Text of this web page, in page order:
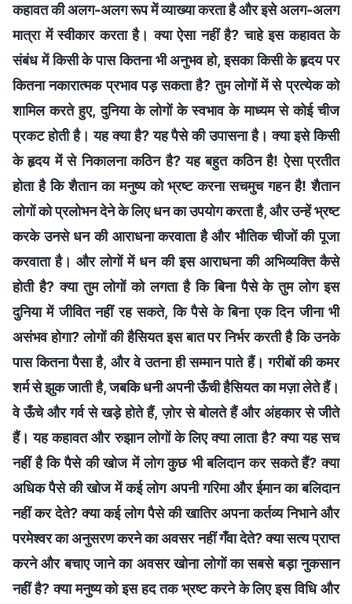
कहावत की अलग-अलग रूप में व्याख्या करता है और इसे अलग-अलग
मात्रा में स्वीकार करता है। क्या ऐसा नहीं है? चाहे इस कहावत के
संबंध में किसी के पास कितना भी अनुभव हो, इसका किसी के हृदय पर
कितना नकारात्मक प्रभाव पड़ सकता है? तुम लोगों में से प्रत्येक को
शामिल करते हुए, दुनिया के लोगों के स्वभाव के माध्यम से कोई चीज
प्रकट होती है। यह क्या है? यह पैसे की उपासना है। क्या इसे किसी
के हृदय में से निकालना कठिन है? यह बहुत कठिन है! ऐसा प्रतीत
होता है कि शैतान का मनुष्य को भ्रष्ट करना सचमुच गहन है! शैतान
लोगों को प्रलोभन देने के लिए धन का उपयोग करता है, और उन्हें भ्रष्ट
करके उनसे धन की आराधना करवाता है और भौतिक चीजों की पूजा
करवाता है। और लोगों में धन की इस आराधना की अभिव्यक्ति कैसे
होती है? क्या तुम लोगों को लगता है कि बिना पैसे के तुम लोग इस
दुनिया में जीवित नहीं रह सकते, कि पैसे के बिना एक दिन जीना भी
असंभव होगा? लोगों की हैसियत इस बात पर निर्भर करती है कि उनके
पास कितना पैसा है, और वे उतना ही सम्मान पाते हैं। गरीबों की कमर
शर्म से झुक जाती है, जबकि धनी अपनी ऊँची हैसियत का मज़ा लेते हैं।
वे ऊँचे और गर्व से खड़े होते हैं, ज़ोर से बोलते हैं और अंहकार से जीते
हैं। यह कहावत और रुझान लोगों के लिए क्या लाता है? क्या यह सच
नहीं है कि पैसे की खोज में लोग कुछ भी बलिदान कर सकते हैं? क्या
अधिक पैसे की खोज में कई लोग अपनी गरिमा और ईमान का बलिदान
नहीं कर देते? क्या कई लोग पैसे की खातिर अपना कर्तव्य निभाने और
परमेश्वर का अनुसरण करने का अवसर नहीं गँवा देते? क्या सत्य प्राप्त
करने और बचाए जाने का अवसर खोना लोगों का सबसे बड़ा नुकसान
नहीं है? क्या मनुष्य को इस हद तक भ्रष्ट करने के लिए इस विधि और